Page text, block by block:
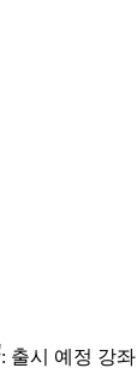
: 출시 예정 강좌